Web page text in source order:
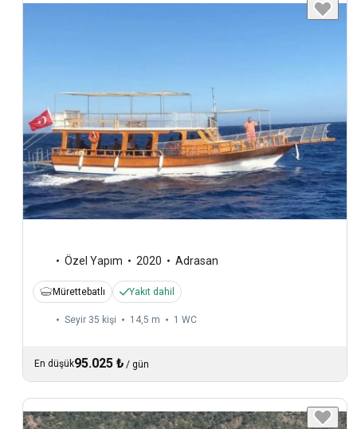
Özel Yapım 2020 Adrasan
Mürettebatlı Yakıt dahil
Seyir 35 kişi 14,5 m 1 WC
En düşük95.025 ₺ / gün